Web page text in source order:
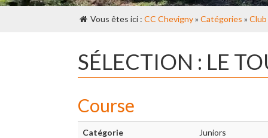
Vous êtes ici : CC Chevigny» Catégories » Club
SÉLECTION : LE
Course
Catégorie Juniors